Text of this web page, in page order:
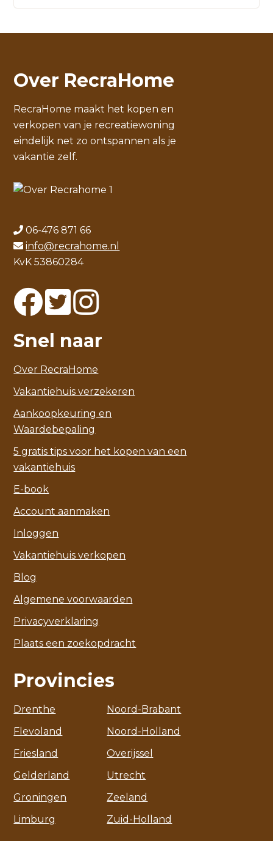
Over RecraHome
RecraHome maakt het kopen en
verkopen van je recreatiewoning
eindelijk net zo ontspannen als je
vakantie zelf.
06-476 871 66
info@recrahome.nl
KvK 53860284
Snel naar
Over RecraHome
Vakantiehuis verzekeren
Aankoopkeuring en
Waardebepaling
5 gratis tips voor het kopen van een
vakantiehuis
E-book
Account aanmaken
Inloggen
Vakantiehuis verkopen
Blog
Algemene voorwaarden
Privacyverklaring
Plaats een zoekopdracht
Provincies
Drenthe
Flevoland
Friesland
Gelderland
Groningen
Limburg
Noord-Brabant
Noord-Holland
Overijssel
Utrecht
Zeeland
Zuid-Holland